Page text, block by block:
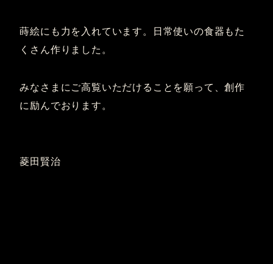
蒔絵にも力を入れています。日常使いの食器もた
くさん作りました。
みなさまにご高覧いただけることを願って、創作
に励んでおります。
菱田賢治